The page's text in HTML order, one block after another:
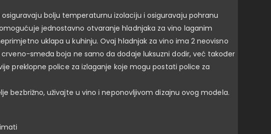
bolju temperaturnu izolaciju i osiguravaju pohranu
jednostavno otvaranje hladnjaka za vino laganim
uklapa u kuhinju. Ovaj hladnjak za vino ima 2 neovisno
smeđa boja ne samo da dodaje luksuzni dodir, već također
preklopne police za izlaganje koje mogu postati police za
bezbrižno, uživajte u vino i neponovljivom dizajnu ovog modela.